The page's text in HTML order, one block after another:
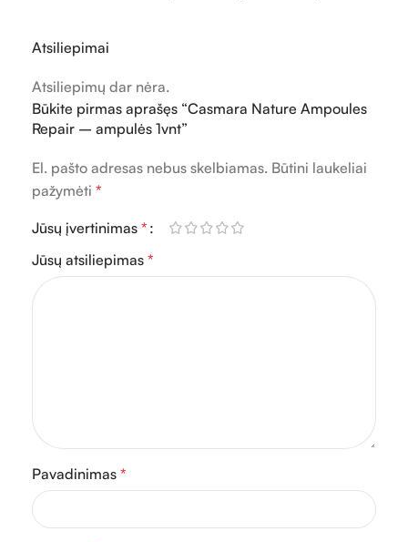
Atsiliepimai
Atsiliepimų dar nėra.
Būkite pirmas aprašęs “Casmara Nature Ampoules
Repair – ampulės 1vnt”
El. pašto adresas nebus skelbiamas. Būtini laukeliai
pažymėti *
Jūsų įvertinimas *
Jūsų atsiliepimas *
Pavadinimas *